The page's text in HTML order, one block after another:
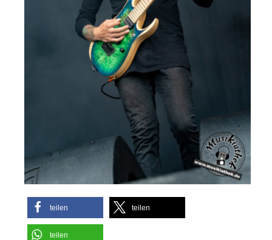
teilen teilen
teilen